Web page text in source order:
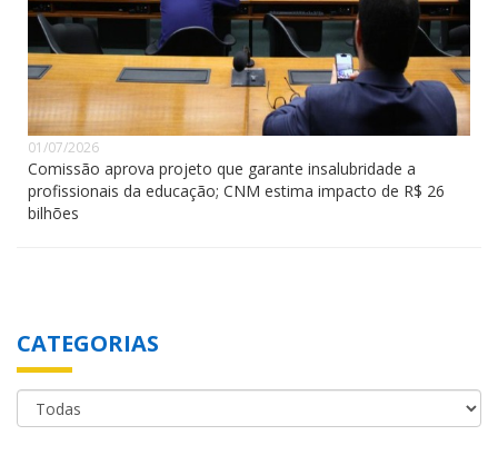
01/07/2026
Comissão aprova projeto que garante insalubridade a
profissionais da educação; CNM estima impacto de R$ 26
bilhões
CATEGORIAS